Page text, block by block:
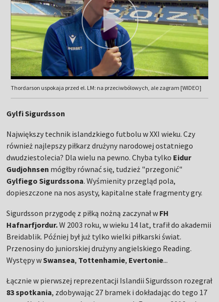
Thordarson uspokaja przed el. LM: na przeciwbólowych, ale zagram [WIDEO]
Gylfi Sigurdsson
Największy technik islandzkiego futbolu w XXI wieku. Czy
również najlepszy piłkarz drużyny narodowej ostatniego
dwudziestolecia? Dla wielu na pewno. Chyba tylko Eidur
Gudjohnsen mógłby równać się, tudzież "przegonić"
Gylfiego Sigurdssona. Wyśmienity przegląd pola,
dopieszczone na nos asysty, kapitalne stałe fragmenty gry.
Sigurdsson przygodę z piłką nożną zaczynał w FH
Hafnarfjordur.W 2003 roku, w wieku 14 lat, trafił do akademii
Breidablik. Później był już tylko wielki piłkarski świat.
Przenosiny do juniorskiej drużyny angielskiego Reading.
Występy wSwansea, Tottenhamie, Evertonie...
Łącznie w pierwszej reprezentacji Islandii Sigurdsson rozegrał
83 spotkania, zdobywając 27 bramek i dokładając do tego 17